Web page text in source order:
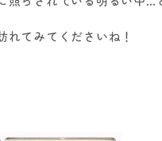
てみてくださいね！